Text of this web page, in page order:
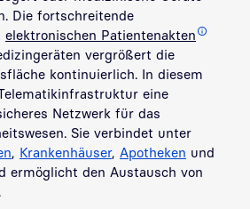
Die fortschreitende
elektronischen Patientenakten
vergrößert die
kontinuierlich. In diesem
eine
Netzwerk für das
Sie verbindet unter
Krankenhäuser, Apotheken und
ermöglicht den Austausch von